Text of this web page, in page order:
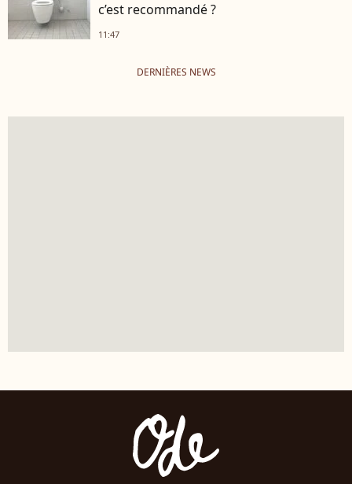
c’est recommandé ?
11:47
DERNIÈRES NEWS